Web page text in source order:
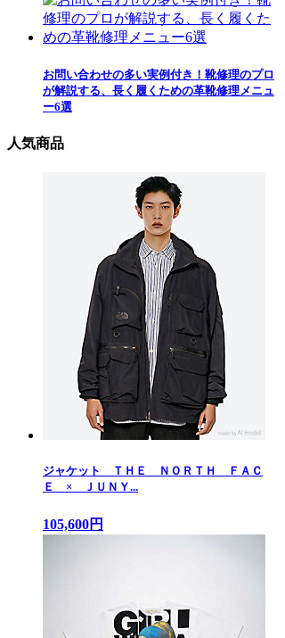
お問い合わせの多い実例付き！靴修理のプロ
が解説する、長く履くための革靴修理メニュ
ー6選
人気商品
ジャケット ＴＨＥ ＮＯＲＴＨ ＦＡＣ
Ｅ × ＪＵＮＹ...
105,600円